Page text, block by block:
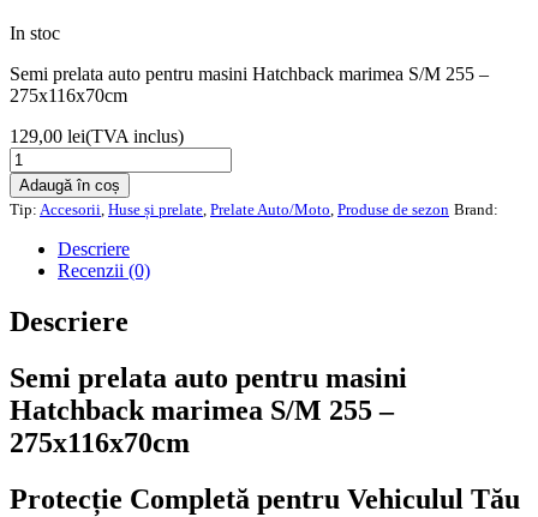
In stoc
Semi prelata auto pentru masini Hatchback marimea S/M 255 –
275x116x70cm
129,00 lei(TVA inclus)
Cantitate
Semi
prelata
auto
pentru
masini
Hatchback
marimea
S/M
-
275x116x70cm
Adaugă în coș
Tip: Accesorii, Huse și prelate, Prelate Auto/Moto, Produse de sezon Brand:
Descriere
Recenzii (0)
Descriere
Semi prelata auto pentru masini
Hatchback marimea S/M 255 –
275x116x70cm
Protecție Completă pentru Vehiculul Tău